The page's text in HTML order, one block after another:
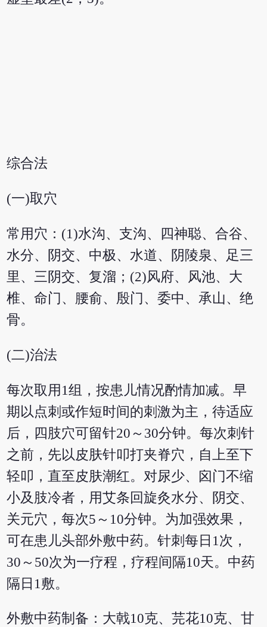
综合法
(一)取穴
常用穴：(1)水沟、支沟、四神聪、合谷、
水分、阴交、中极、水道、阴陵泉、足三
里、三阴交、复溜；(2)风府、风池、大
椎、命门、腰俞、殷门、委中、承山、绝
骨。
(二)治法
每次取用1组，按患儿情况酌情加减。早
期以点刺或作短时间的刺激为主，待适应
后，四肢穴可留针20～30分钟。每次刺针
之前，先以皮肤针叩打夹脊穴，自上至下
轻叩，直至皮肤潮红。对尿少、囟门不缩
小及肢冷者，用艾条回旋灸水分、阴交、
关元穴，每次5～10分钟。为加强效果，
可在患儿头部外敷中药。针刺每日1次，
30～50次为一疗程，疗程间隔10天。中药
隔日1敷。
外敷中药制备：大戟10克、芫花10克、甘